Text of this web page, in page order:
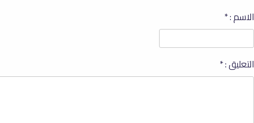
الاسم :*
التعليق :*